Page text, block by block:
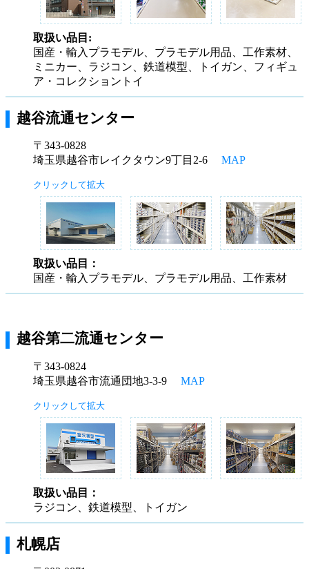
取扱い品目:
国産・輸入プラモデル、プラモデル用品、工作素材、
ミニカー、ラジコン、鉄道模型、トイガン、フィギュ
ア・コレクショントイ
越谷流通センター
〒343-0828
埼玉県越谷市レイクタウン9丁目2-6
MAP
クリックして拡大
取扱い品目：
国産・輸入プラモデル、プラモデル用品、工作素材
越谷第二流通センター
〒343-0824
埼玉県越谷市流通団地3-3-9
MAP
クリックして拡大
取扱い品目：
ラジコン、鉄道模型、トイガン
札幌店